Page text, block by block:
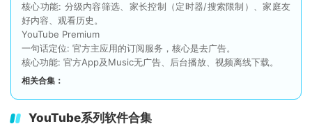
核心功能: 分级内容筛选、家长控制（定时器/搜索限制）、家庭友
好内容、观看历史。
YouTube Premium
一句话定位: 官方主应用的订阅服务，核心是去广告。
核心功能: 官方App及Music无广告、后台播放、视频离线下载。
相关合集：
YouTube系列软件合集